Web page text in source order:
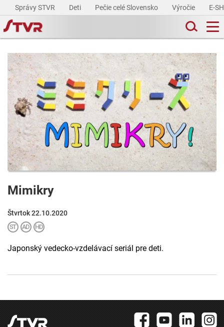
Správy STVR Deti Pečie celé Slovensko Výročie E-
Mimikry
Štvrtok 22.10.2020
Japonský vedecko-vzdelávací seriál pre deti.